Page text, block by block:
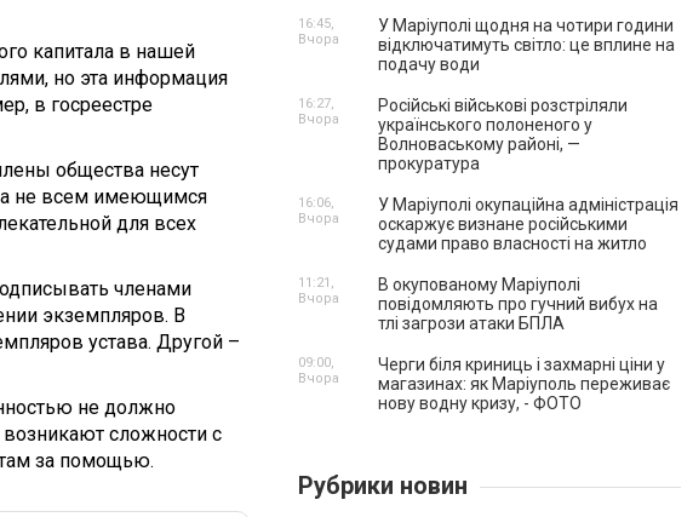
капитала в нашей
но эта информация
в госреестре
общества несут
а не всем имеющимся
для всех
членами
экземпляров. В
устава. Другой –
не должно
сложности с
за помощью.
У Маріуполі щодня на чотири години
відключатимуть світло: це вплине на
подачу води
16:45,
Вчора
Російські військові розстріляли
українського полоненого у
Волноваському районі, —
прокуратура
16:27,
Вчора
У Маріуполі окупаційна адміністрація
оскаржує визнане російськими
судами право власності на житло
16:06,
Вчора
В окупованому Маріуполі
повідомляють про гучний вибух на
тлі загрози атаки БПЛА
11:21,
Вчора
Черги біля криниць і захмарні ціни у
магазинах: як Маріуполь переживає
нову водну кризу, - ФОТО
09:00,
Вчора
Рубрики новин